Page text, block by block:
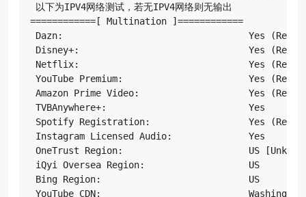
以下为IPV4网络测试，若无IPV4网络则无输出
============[ Multination ]============
Dazn:                                  Yes
Disney+:                               Yes
Netflix:                               Yes
YouTube Premium:                       Yes
Amazon Prime Video:                    Yes
TVBAnywhere+:                          Yes
Spotify Registration:                  Yes
Instagram Licensed Audio:              Yes
OneTrust Region:                       US
iQyi Oversea Region:                   US
Bing Region:                           US
YouTube CDN:                           Washington